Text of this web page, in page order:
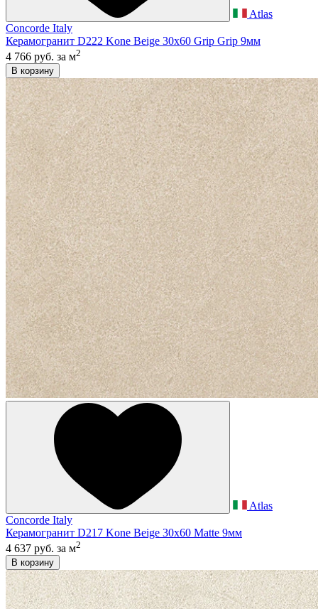
Atlas
Concorde Italy
Керамогранит D222 Kone Beige 30x60 Grip Grip 9мм
4 766 руб. за м2
В корзину
Atlas
Concorde Italy
Керамогранит D217 Kone Beige 30x60 Matte 9мм
4 637 руб. за м2
В корзину